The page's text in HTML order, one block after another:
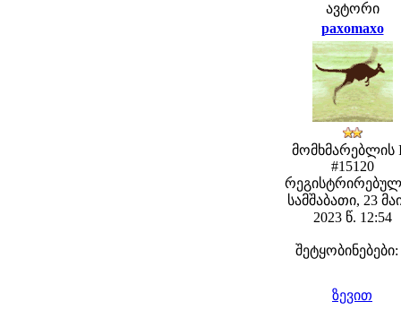
ავტორი
paxomaxo
მომხმარებლის
#15120
სამშაბათი, 23
2023 წ. 12:54
შეტყობინებები:
ზევით